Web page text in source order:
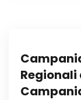
Regionali